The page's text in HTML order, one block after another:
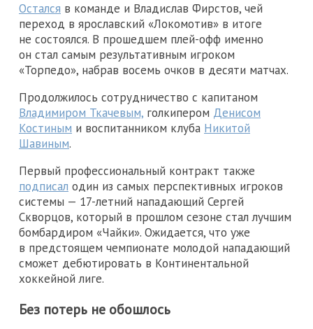
Остался в команде и Владислав Фирстов, чей
переход в ярославский «Локомотив» в итоге
не состоялся. В прошедшем плей-офф именно
он стал самым результативным игроком
«Торпедо», набрав восемь очков в десяти матчах.
Продолжилось сотрудничество с капитаном
Владимиром Ткачевым, голкипером Денисом
Костиным и воспитанником клуба Никитой
Шавиным.
Первый профессиональный контракт также
подписал один из самых перспективных игроков
системы — 17-летний нападающий Сергей
Скворцов, который в прошлом сезоне стал лучшим
бомбардиром «Чайки». Ожидается, что уже
в предстоящем чемпионате молодой нападающий
сможет дебютировать в Континентальной
хоккейной лиге.
Без потерь не обошлось